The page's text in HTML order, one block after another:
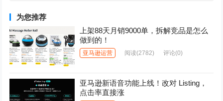
为您推荐
上架88天月销9000单，拆解竞品是怎么
做到的！
亚马逊运营 阅读(2782) 评论(0)
亚马逊新语音功能上线！改对 Listing，
点击率直接涨